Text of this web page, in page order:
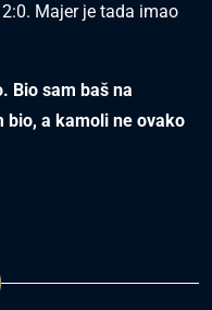
Majer je tada imao
Bio sam baš na
bio, a kamoli ne ovako